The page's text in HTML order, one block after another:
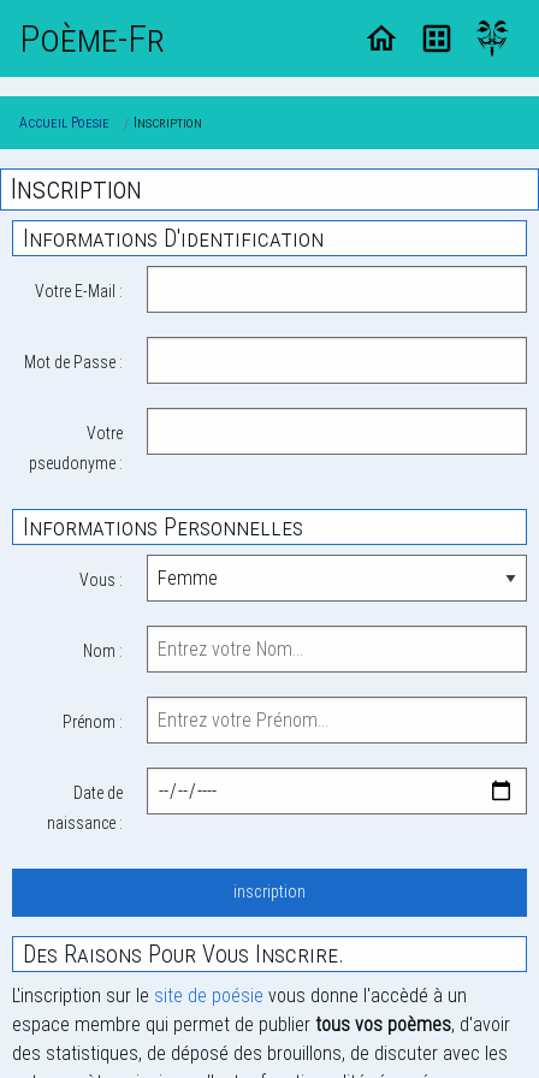
Poème-Fr
Accueil Poesie Inscription
Inscription
Informations D'identification
Votre E-Mail :
Mot de Passe :
Votre
pseudonyme :
Informations Personnelles
Vous :
Nom :
Prénom :
Date de
naissance :
Des Raisons Pour Vous Inscrire.
L'inscription sur le site de poésie vous donne l'accèdé à un
espace membre qui permet de publier tous vos poèmes, d'avoir
des statistiques, de déposé des brouillons, de discuter avec les